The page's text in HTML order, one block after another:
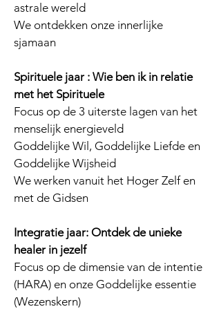
astrale wereld
We ontdekken onze innerlijke
sjamaan
Spirituele jaar : Wie ben ik in relatie
met het Spirituele
Focus op de 3 uiterste lagen van het
menselijk energieveld
Goddelijke Wil, Goddelijke Liefde en
Goddelijke Wijsheid
We werken vanuit het Hoger Zelf en
met de Gidsen
Integratie jaar: Ontdek de unieke
healer in jezelf
Focus op de dimensie van de intentie
(HARA) en onze Goddelijke essentie
(Wezenskern)